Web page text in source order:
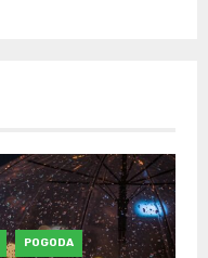
POGODA